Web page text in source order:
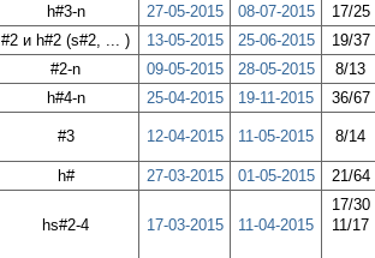
h#3-n 27-05-2015 08-07-2015 17/25
#2 и h#2 (s#2, ... ) 13-05-2015 25-06-2015 19/37
#2-n 09-05-2015 28-05-2015 8/13
h#4-n 25-04-2015 19-11-2015 36/67
#3 12-04-2015 11-05-2015 8/14
h# 27-03-2015 01-05-2015 21/64
hs#2-4 17-03-2015 11-04-2015
17/30
11/17